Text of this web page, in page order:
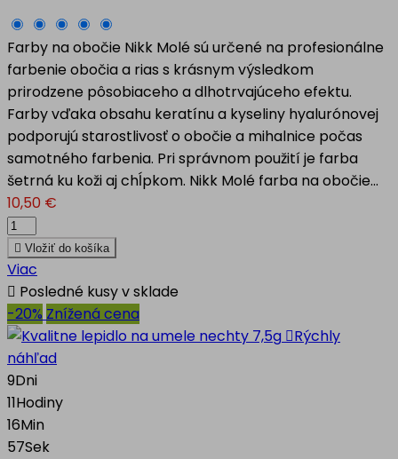
Farby na obočie Nikk Molé sú určené na profesionálne
farbenie obočia a rias s krásnym výsledkom
prirodzene pôsobiaceho a dlhotrvajúceho efektu.
Farby vďaka obsahu keratínu a kyseliny hyalurónovej
podporujú starostlivosť o obočie a mihalnice počas
samotného farbenia. Pri správnom použití je farba
šetrná ku koži aj chĺpkom. Nikk Molé farba na obočie...
10,50 €
 Vložiť do košíka
Viac
 Posledné kusy v sklade
-20% Znížená cena
Rýchly
náhľad
9Dni
11Hodiny
16Min
56Sek